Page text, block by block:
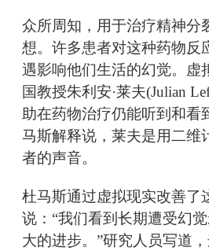
众所周知，用于治疗精神分
想。许多患者对这种药物反
遇影响他们生活的幻觉。虚
国教授朱利安·莱夫(Julian
助在药物治疗仍能听到和看
马斯解释说，莱夫是用二维
者的声音。
杜马斯通过虚拟现实改善了
说：“我们看到长期遭受幻
大的进步。”研究人员写道